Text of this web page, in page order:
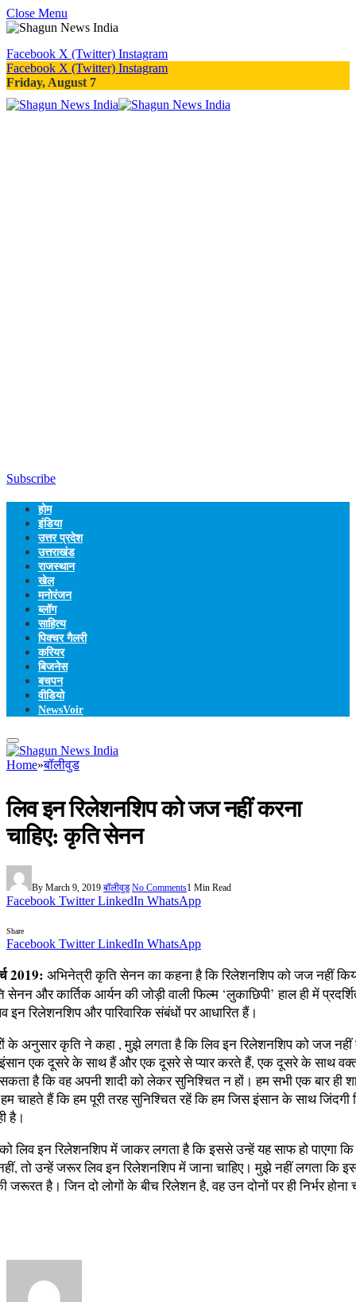
Close Menu
Facebook X (Twitter) Instagram
Facebook X (Twitter) Instagram
Friday, August 7
Subscribe
होम
इंडिया
उत्तर प्रदेश
उत्तराखंड
राजस्थान
खेल
मनोरंजन
ब्लॉग
साहित्य
पिक्चर गैलरी
करियर
बिजनेस
बचपन
वीडियो
NewsVoir
Home»बॉलीवुड
लिव इन रिलेशनशिप को जज नहीं करना
चाहिए: कृति सेनन
By March 9, 2019 बॉलीवुड No Comments1 Min Read
Facebook Twitter LinkedIn WhatsApp
Share
Facebook Twitter LinkedIn WhatsApp
2019: अभिनेत्री कृति सेनन का कहना है कि रिलेशनशिप को जज नहीं
सेनन और कार्तिक आर्यन की जोड़ी वाली फिल्म ‘लुकाछिपी’ हाल ही में
इन रिलेशनशिप और पारिवारिक संबंधों पर आधारित हैं।
के अनुसार कृति ने कहा , मुझे लगता है कि लिव इन रिलेशनशिप को जज नहीं
इंसान एक दूसरे के साथ हैं और एक दूसरे से प्यार करते हैं, एक दूसरे के साथ वक्त
है कि वह अपनी शादी को लेकर सुनिश्चित न हों। हम सभी एक बार ही
चाहते हैं कि हम पूरी तरह सुनिश्चित रहें कि हम जिस इंसान के साथ जिंदगी
है।
लिव इन रिलेशनशिप में जाकर लगता है कि इससे उन्हें यह साफ हो पाएगा कि
तो उन्हें जरूर लिव इन रिलेशनशिप में जाना चाहिए। मुझे नहीं लगता कि
है। जिन दो लोगों के बीच रिलेशन है, वह उन दोनों पर ही निर्भर होना